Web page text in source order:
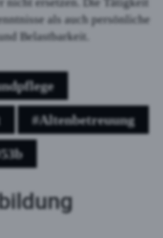
als auch persönliche
Belastbarkeit.
#Altenbetreuung